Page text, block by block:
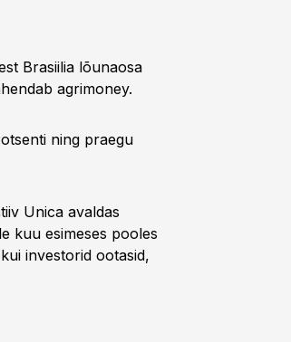
Brasiilia lõunaosa
agrimoney.
ning praegu
Unica avaldas
kuu esimeses pooles
investorid ootasid,